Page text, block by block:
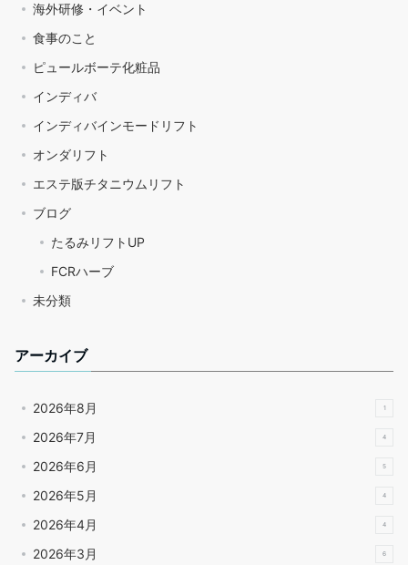
海外研修・イベント
食事のこと
ピュールボーテ化粧品
インディバ
インディバインモードリフト
オンダリフト
エステ版チタニウムリフト
ブログ
たるみリフトUP
FCRハーブ
未分類
アーカイブ
2026年8月 1
2026年7月 4
2026年6月 5
2026年5月 4
2026年4月 4
2026年3月 6